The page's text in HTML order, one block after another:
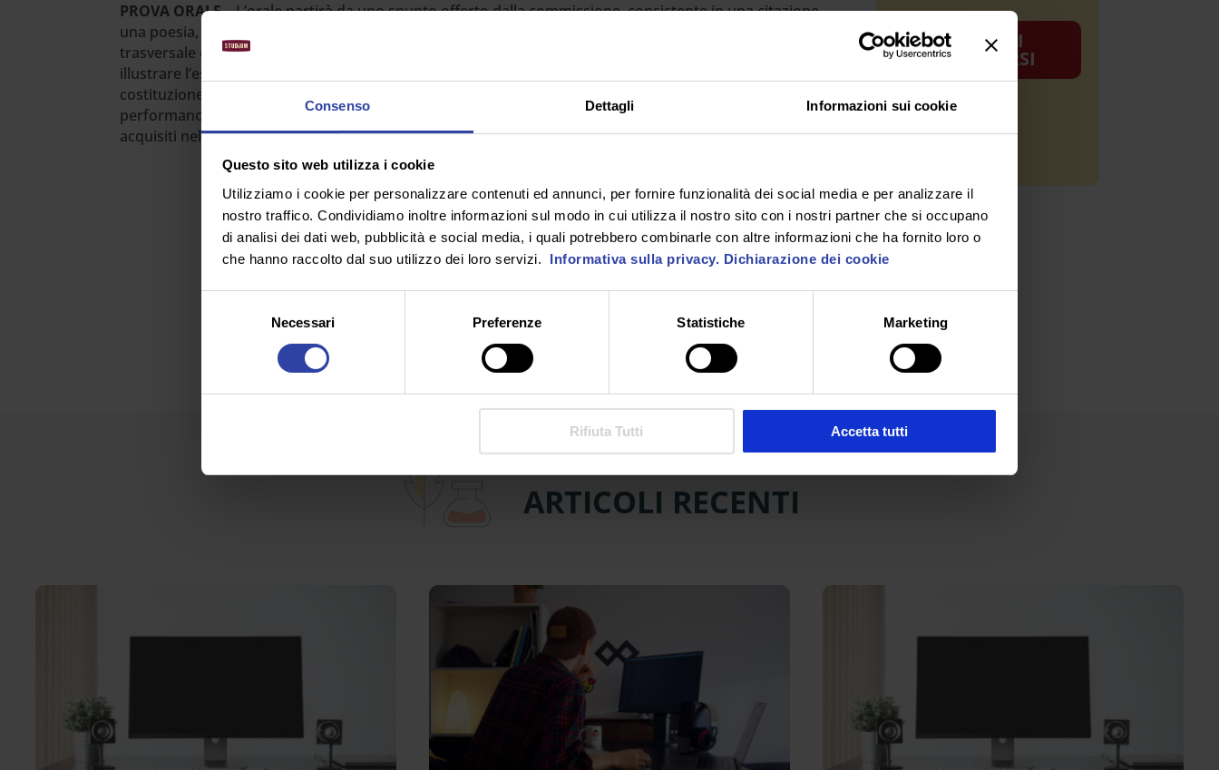
Consenso Dettagli Informazioni sui cookie
Questo sito web utilizza i cookie
Utilizziamo i cookie per personalizzare contenuti ed annunci, per fornire funzionalità dei social media e per analizzare il
nostro traffico. Condividiamo inoltre informazioni sul modo in cui utilizza il nostro sito con i nostri partner che si occupano
di analisi dei dati web, pubblicità e social media, i quali potrebbero combinarle con altre informazioni che ha fornito loro o
che hanno raccolto dal suo utilizzo dei loro servizi.
Informativa sulla privacy. Dichiarazione dei cookie
Necessari Preferenze Statistiche Marketing
Rifiuta Tutti Accetta tutti
PROVA ORALE –L’orale partirà da uno spunto offerto dalla commissione, consistente in una citazione,
una poesia, un’immagine, un grafico, un esercizio, e sarà compito dai ragazzi collegare, in maniera
trasversale ed originale, il tema portante alle materie oggetto d’esame. Non mancheranno momenti per
illustrare l’esperienza acquisita in seno ai progetti di PCTO, e le competenze acquisite in cittadinanza e
costituzione. I 5 punti sottratti alla prova di indirizzo sono stati utilizzati per valorizzare maggiormente la
performance orale, che passa dai 20 punti canonici a 25; i restanti 50 sono frutto di un ricalcolo dei crediti
acquisiti nel corso del triennio, il cui peso passerà dal 40% del voto finale all’esatta metà.
FAQ SUI
CONCORSI
RICHIEDI INFORMAZIONI
SEGUICI SU
ARTICOLI RECENTI